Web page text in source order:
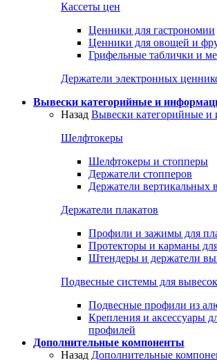
Кассеты цен
Ценники для гастрономии
Ценники для овощей и
Грифельные таблички и
Держатели электронных
Вывески категорийные и
Назад Вывески категорийные
Шелфтокеры
Шелфтокеры и стопперы
Держатели стопперов
Держатели вертикальных
Держатели плакатов
Профили и зажимы для
Протекторы и карманы
Штендеры и держатели
Подвесные системы для
Подвесные профили из
Крепления и аксессуары
профилей
Дополнительные компоненты
Назад Дополнительные